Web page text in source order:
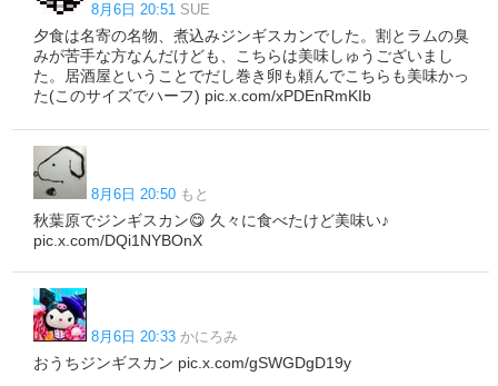
8月6日 20:51 SUE
夕食は名寄の名物、煮込みジンギスカンでした。割とラムの臭
みが苦手な方なんだけども、こちらは美味しゅうございまし
た。居酒屋ということでだし巻き卵も頼んでこちらも美味かっ
た(このサイズでハーフ) pic.x.com/xPDEnRmKIb
8月6日 20:50 もと
秋葉原でジンギスカン😋 久々に食べたけど美味い♪
pic.x.com/DQi1NYBOnX
8月6日 20:33 かにろみ
おうちジンギスカン pic.x.com/gSWGDgD19y